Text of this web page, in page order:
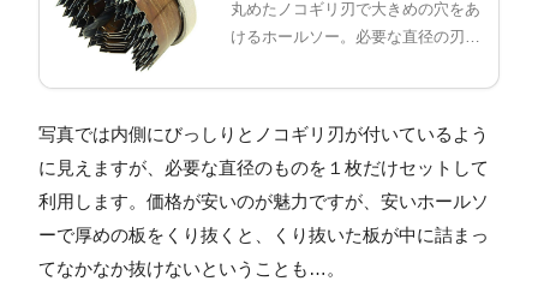
丸めたノコギリ刃で大きめの穴をあ
けるホールソー。必要な直径の刃を
写真では内側にびっしりとノコギリ刃が付いているよう
に見えますが、必要な直径のものを１枚だけセットして
利用します。価格が安いのが魅力ですが、安いホールソ
ーで厚めの板をくり抜くと、くり抜いた板が中に詰まっ
てなかなか抜けないということも…。